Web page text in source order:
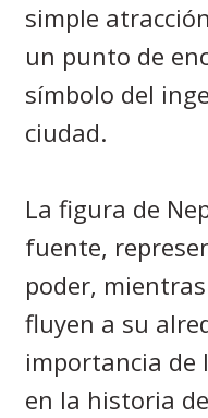
simple
un punto de
símbolo del
ciudad.
La figura de
fuente,
poder,
fluyen a su
importancia de
en la historia